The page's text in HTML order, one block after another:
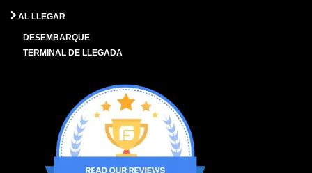
AL LLEGAR
DESEMBARQUE
TERMINAL DE LLEGADA